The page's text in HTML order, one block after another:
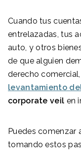
Cuando tus
entrelazadas, tus
auto, y otros
de que alguien
derecho
levantamiento
corporate veil en
Puedes comenzar
tomando estos